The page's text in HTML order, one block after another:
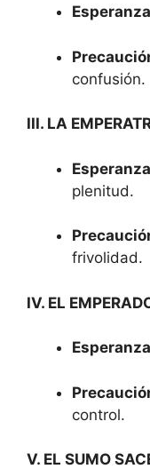
confusión.
III. LA
plenitud.
frivolidad.
IV. EL
control.
V. EL SUMO